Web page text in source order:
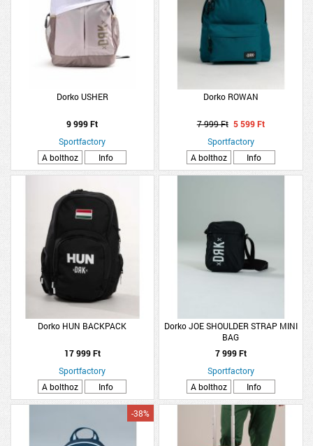
Dorko USHER
9 999 Ft
Sportfactory
A bolthoz
Info
Dorko ROWAN
7 999 Ft 5 599 Ft
Sportfactory
A bolthoz
Info
Dorko HUN BACKPACK
17 999 Ft
Sportfactory
A bolthoz
Info
Dorko JOE SHOULDER STRAP MINI
BAG
7 999 Ft
Sportfactory
A bolthoz
Info
-38%